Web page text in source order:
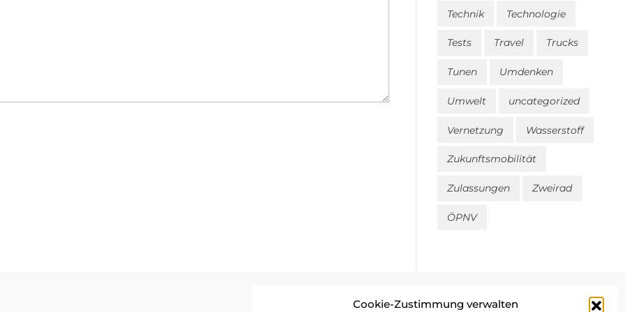
Cookie-Zustimmung verwalten
Technik Technologie
Tests Travel Trucks
Tunen Umdenken
Umwelt uncategorized
Vernetzung Wasserstoff
Zukunftsmobilität
Zulassungen Zweirad
ÖPNV